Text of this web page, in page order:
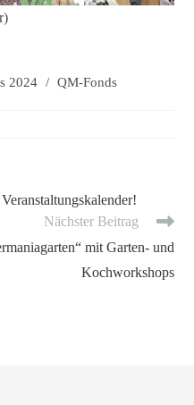
2024 / QM-Fonds
Nächster Beitrag
mit Garten- und
Kochworkshops